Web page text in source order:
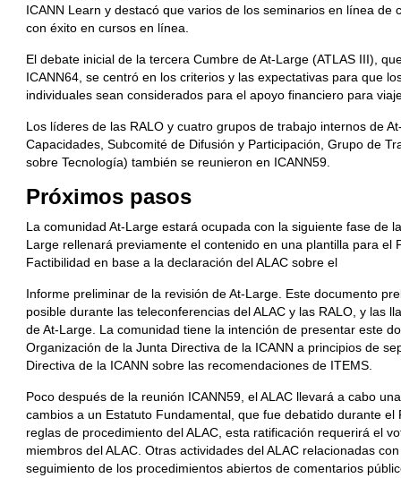
ICANN Learn y destacó que varios de los seminarios en línea de
con éxito en cursos en línea.
El debate inicial de la tercera Cumbre de At-Large (ATLAS III),
ICANN64, se centró en los criterios y las expectativas para que
individuales sean considerados para el apoyo financiero para
Los líderes de las RALO y cuatro grupos de trabajo internos de
Capacidades, Subcomité de Difusión y Participación, Grupo de
sobre Tecnología) también se reunieron en ICANN59.
Próximos pasos
La comunidad At-Large estará ocupada con la siguiente fase de
Large rellenará previamente el contenido en una plantilla para el
Factibilidad en base a la declaración del ALAC sobre el
Informe preliminar de la revisión de At-Large. Este documento
posible durante las teleconferencias del ALAC y las RALO, y las
de At-Large. La comunidad tiene la intención de presentar este
Organización de la Junta Directiva de la ICANN a principios de
Directiva de la ICANN sobre las recomendaciones de ITEMS.
Poco después de la reunión ICANN59, el ALAC llevará a cabo
cambios a un Estatuto Fundamental, que fue debatido durante
reglas de procedimiento del ALAC, esta ratificación requerirá el
miembros del ALAC. Otras actividades del ALAC relacionadas
seguimiento de los procedimientos abiertos de comentarios